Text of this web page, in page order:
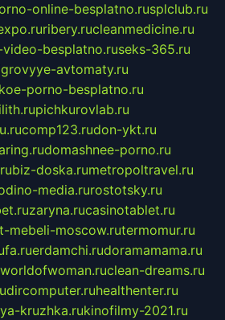
online-besplatno.rusplclub.ru
ribery.rucleanmedicine.ru
besplatno.ruseks-365.ru
avtomaty.ru
porno-besplatno.ru
pichkurovlab.ru
comp123.rudon-ykt.ru
domashnee-porno.ru
biz-doska.rumetropoltravel.ru
media.rurostotsky.ru
zaryna.rucasinotablet.ru
mebeli-moscow.rutermomur.ru
erdamchi.rudoramamama.ru
worldofwoman.ruclean-dreams.ru
dircomputer.ruhealthenter.ru
kruzhka.rukinofilmy-2021.ru